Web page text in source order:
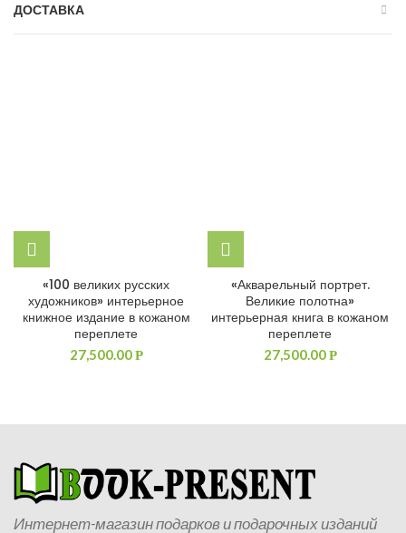
ДОСТАВКА
«100 великих русских
художников» интерьерное
книжное издание в кожаном
переплете
27,500.00Р
«Акварельный портрет.
Великие полотна»
интерьерная книга в кожаном
переплете
27,500.00Р
Интернет-магазин подарков и подарочных изданий